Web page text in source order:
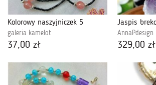
Kolorowy naszyjniczek 5
galeria kamelot
37,00 zł
AnnaPdesign
329,00 zł